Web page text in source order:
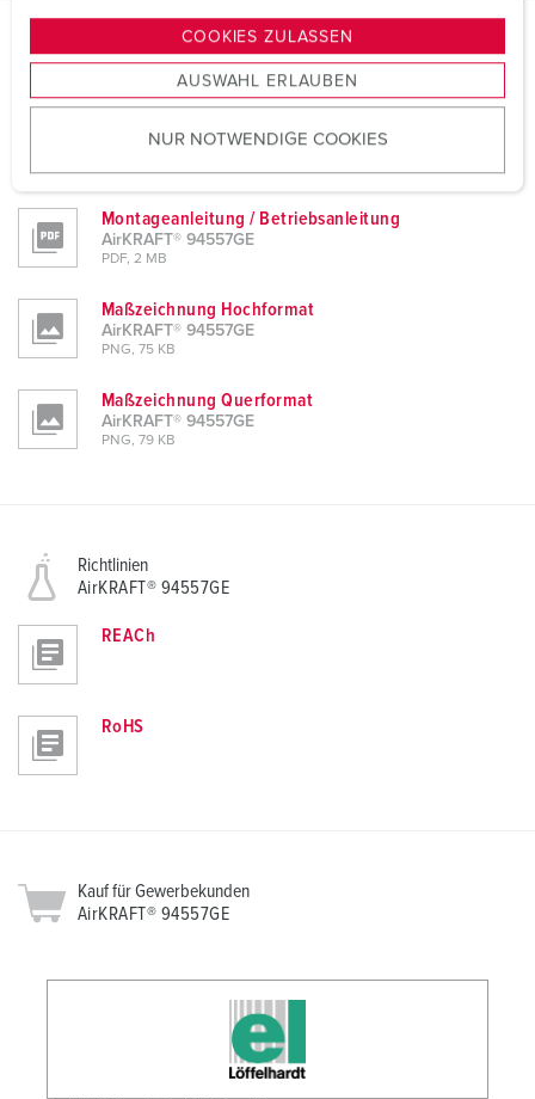
s
u
w
h
l
COOKIES ZULASSEN
AUSWAHL ERLAUBEN
NUR NOTWENDIGE COOKIES
Planungsdaten & Downloads
AirKRAFT® 94557GE
Produktinfoblatt
AirKRAFT® 94557GE
Montageanleitung / Betriebsanleitung
AirKRAFT® 94557GE
PDF, 2 MB
Maßzeichnung Hochformat
AirKRAFT® 94557GE
PNG, 75 KB
Maßzeichnung Querformat
AirKRAFT® 94557GE
PNG, 79 KB
Richtlinien
AirKRAFT® 94557GE
REACh
RoHS
Kauf für Gewerbekunden
AirKRAFT® 94557GE